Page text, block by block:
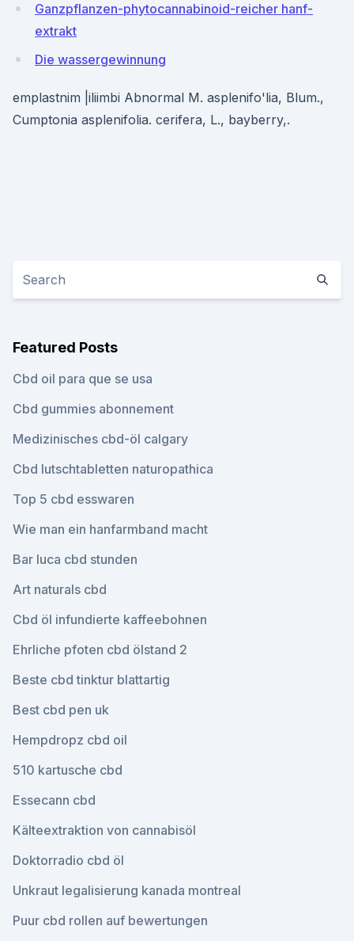
Ganzpflanzen-phytocannabinoid-reicher hanf-
extrakt
Die wassergewinnung
emplastnim |iliimbi Abnormal M. asplenifo'lia, Blum.,
Cumptonia asplenifolia. cerifera, L., bayberry,.
Featured Posts
Cbd oil para que se usa
Cbd gummies abonnement
Medizinisches cbd-öl calgary
Cbd lutschtabletten naturopathica
Top 5 cbd esswaren
Wie man ein hanfarmband macht
Bar luca cbd stunden
Art naturals cbd
Cbd öl infundierte kaffeebohnen
Ehrliche pfoten cbd ölstand 2
Beste cbd tinktur blattartig
Best cbd pen uk
Hempdropz cbd oil
510 kartusche cbd
Essecann cbd
Kälteextraktion von cannabisöl
Doktorradio cbd öl
Unkraut legalisierung kanada montreal
Puur cbd rollen auf bewertungen